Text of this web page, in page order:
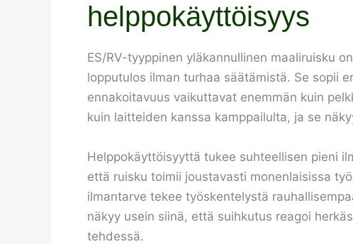
helppokäyttöisyys
ES/RV-tyyppinen yläkannullinen maaliruisku
lopputulos ilman turhaa säätämistä. Se sopii
ennakoitavuus vaikuttavat enemmän kuin
kuin laitteiden kanssa kamppailulta, ja se
Helppokäyttöisyyttä tukee suhteellisen pieni
että ruisku toimii joustavasti monenlaisissa
ilmantarve tekee työskentelystä
näkyy usein siinä, että suihkutus reagoi
tehdessä.